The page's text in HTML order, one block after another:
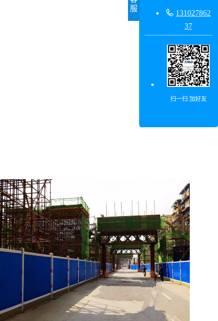
服
 131027862
37
扫一扫 加好友